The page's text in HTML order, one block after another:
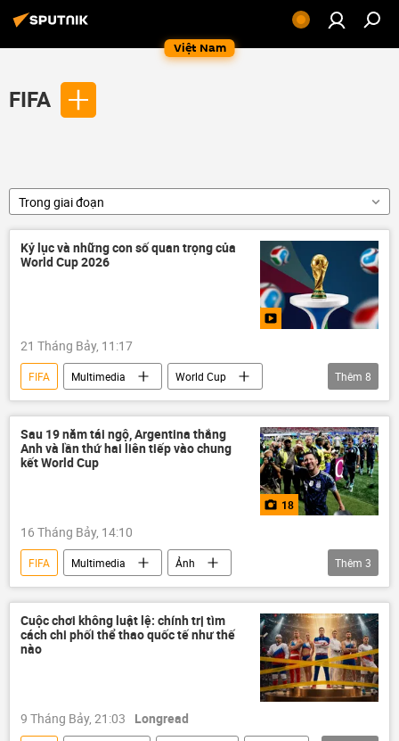
Việt Nam
FIFA
Trong giai đoạn
Kỷ lục và những con số quan trọng của
World Cup 2026
21 Tháng Bảy, 11:17
FIFA Multimedia
World Cup
Infographics
Thế giới
bóng đá
Thể thao
Video
Tây Ban Nha
Argentina
Hoa Kỳ
Thêm 8
Sau 19 năm tái ngộ, Argentina thắng
Anh và lần thứ hai liên tiếp vào chung
kết World Cup
18
16 Tháng Bảy, 14:10
FIFA Multimedia
Ảnh
Thể thao
Argentina
Anh
Lionel Messi
Thêm 3
Cuộc chơi không luật lệ: chính trị tìm
cách chi phối thể thao quốc tế như thế
nào
9 Tháng Bảy, 21:03 Longread